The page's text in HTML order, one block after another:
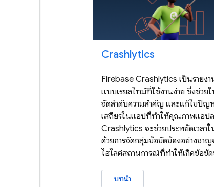
Crashlytics
Firebase Crashlytics เป็นรายง
แบบเรียลไทม์ที่ใช้งานง่าย ซึ่งช่วย
จัดลำดับความสำคัญ และแก้ไขปัญห
เสถียรในแอปที่ทำให้คุณภาพแอป
Crashlytics จะช่วยประหยัดเวลา
ด้วยการจัดกลุ่มข้อขัดข้องอย่างชา
ไฮไลต์สถานการณ์ที่ทำให้เกิดข้อขั
บทนำ